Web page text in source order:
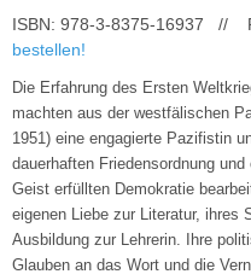
ISBN: 978-3-8375-16937 //
bestellen!
Die Erfahrung des Ersten
machten aus der westfälischen
1951) eine engagierte Pazifistin
dauerhaften Friedensordnung
Geist erfüllten Demokratie
eigenen Liebe zur Literatur, ihres
Ausbildung zur Lehrerin. Ihre
Glauben an das Wort und die